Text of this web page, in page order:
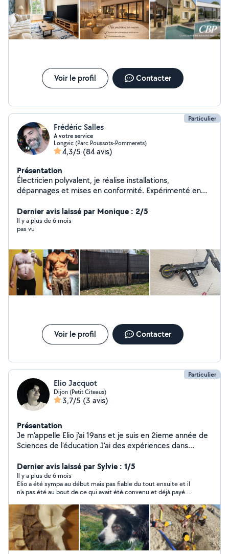
Voir le profil Contacter
Particulier
Frédéric Salles
A votre service
Longvic (Parc Poussots-Pommerets)
4,3/5 (84 avis)
Présentation
Électricien polyvalent, je réalise installations,
dépannages et mises en conformité. Expérimenté en
divers travaux de bricolage et aide à domicile. Sérieux et
efficace.
Dernier avis laissé par Monique : 2/5
Il y a plus de 6 mois
pas vu
Voir le profil Contacter
Particulier
Elio Jacquot
Dijon (Petit Citeaux)
3,7/5 (3 avis)
Présentation
Je m'appelle Elio j'ai 19ans et je suis en 2ieme année de
Sciences de l'éducation J'ai des expériences dans
d'animaux !
Dernier avis laissé par Sylvie : 1/5
Il y a plus de 6 mois
Elio a été sympa au début mais pas fiable du tout ensuite et il
n'a pas été au bout de ce qui avait été convenu et déjà payé.
pas recommander. C'est la première fois que nous nous
trouvons face à cette situation